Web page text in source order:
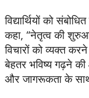
विद्यार्थियों को
कहा, “नेतृत्व की
विचारों को व्यक्त
बेहतर भविष्य गढ़ने की
और जागरूकता के साथ